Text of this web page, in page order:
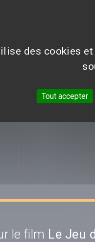
Aucun avis
le film Le Jeu
des cookies
Tout accepter